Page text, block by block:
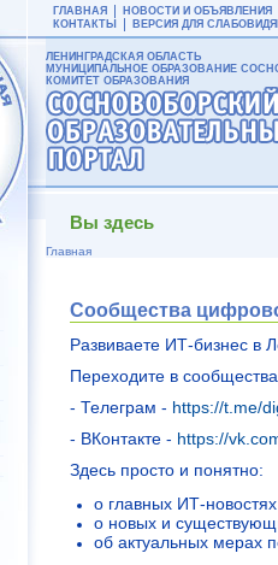
ГЛАВНАЯ
НОВОСТИ И ОБЪЯВЛЕНИЯ
КОНТАКТЫ
ВЕРСИЯ ДЛЯ
ЛЕНИНГРАДСКАЯ ОБЛАСТЬ
МУНИЦИПАЛЬНОЕ ОБРАЗОВАНИЕ
КОМИТЕТ ОБРАЗОВАНИЯ
Вы здесь
Главная
Cообщества
Развиваете ИТ-бизнес в
Переходите в
- Телеграм - https://t.me/
- ВКонтакте - https://
Здесь просто и понятно:
о главных ИТ-
о новых и
об актуальных мерах